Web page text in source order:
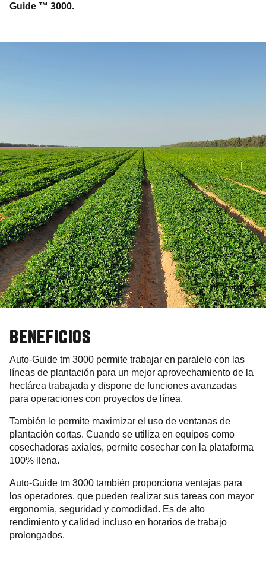
Guide ™ 3000.
BENEFICIOS
Auto-Guide tm 3000 permite trabajar en paralelo con las
líneas de plantación para un mejor aprovechamiento de la
hectárea trabajada y dispone de funciones avanzadas
para operaciones con proyectos de línea.
También le permite maximizar el uso de ventanas de
plantación cortas. Cuando se utiliza en equipos como
cosechadoras axiales, permite cosechar con la plataforma
100% llena.
Auto-Guide tm 3000 también proporciona ventajas para
los operadores, que pueden realizar sus tareas con mayor
ergonomía, seguridad y comodidad. Es de alto
rendimiento y calidad incluso en horarios de trabajo
prolongados.